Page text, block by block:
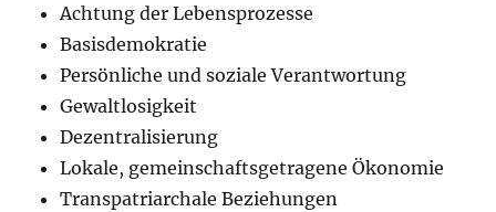
Achtung der Lebensprozesse
Basisdemokratie
Persönliche und soziale Verantwortung
Gewaltlosigkeit
Dezentralisierung
Lokale, gemeinschaftsgetragene Ökonomie
Transpatriarchale Beziehungen